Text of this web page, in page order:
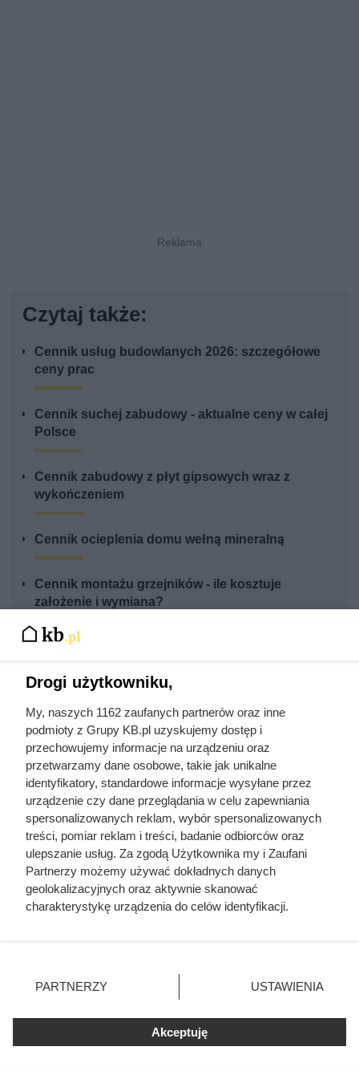
Czytaj także:
Cennik usług budowlanych 2026: szczegółowe
ceny prac
Cennik suchej zabudowy - aktualne ceny w całej
Polsce
Cennik zabudowy z płyt gipsowych wraz z
wykończeniem
Cennik ocieplenia domu wełną mineralną
Cennik montażu grzejników - ile kosztuje
założenie i wymiana?
Ten element trzyma cały dach. Jeden błąd przy
Doprowadził do śmierci większej
liczby ludzi niż Hitler i Stalin
razem wzięci. Mimo to czczą go
Drogi użytkowniku,
My, naszych 1162 zaufanych partnerów oraz inne
podmioty z Grupy KB.pl uzyskujemy dostęp i
przechowujemy informacje na urządzeniu oraz
przetwarzamy dane osobowe, takie jak unikalne
identyfikatory, standardowe informacje wysyłane przez
urządzenie czy dane przeglądania w celu zapewniania
spersonalizowanych reklam, wybór spersonalizowanych
treści, pomiar reklam i treści, badanie odbiorców oraz
ulepszanie usług. Za zgodą Użytkownika my i Zaufani
Partnerzy możemy używać dokładnych danych
geolokalizacyjnych oraz aktywnie skanować
charakterystykę urządzenia do celów identyfikacji.
zmienić/wycofać klikając przycisk ustawień prywatności
znajdujący się w lewym dolnym rogu strony. Niektóre
użytkownika, ale masz prawo sprzeciwić się takiemu
przetwarzaniu. Preferencje będą miały zastosowania tylko
PARTNERZY USTAWIENIA
Akceptuję